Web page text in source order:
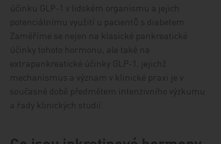
účinku GLP-1 v lidském organismu a jejich
potenciálnímu využití u pacientů s diabetem.
Zaměříme se nejen na klasické pankreatické
účinky tohoto hormonu, ale také na
extrapankreatické účinky GLP-1, jejichž
mechanismus a význam v klinické praxi je v
současné době předmětem intenzivního výzkumu
a řady klinických studií.